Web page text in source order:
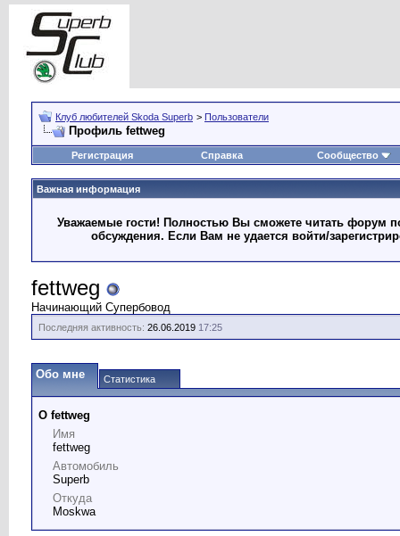
Клуб любителей Skoda Superb > Пользователи
Профиль fettweg
Регистрация Справка Сообщество
Важная информация
Уважаемые гости! Полностью Вы сможете читать форум
обсуждения. Если Вам не удается войти/
fettweg
Начинающий Супербовод
Последняя активность: 26.06.2019 17:25
Обо мне Статистика
О fettweg
Имя
fettweg
Автомобиль
Superb
Откуда
Moskwa